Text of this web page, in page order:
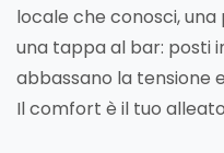
locale che conosci,
una tappa al bar: posti
abbassano la tensione
Il comfort è il tuo